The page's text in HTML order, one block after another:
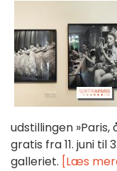
udstillingen
gratis fra 11. juni
galleriet. [Læs